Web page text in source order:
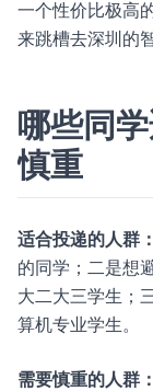
一个性价比极高
来跳槽去深圳的
哪些同
慎重
适合投递的人群：
的同学；二是想
大二大三学生；
算机专业学生。
需要慎重的人群：